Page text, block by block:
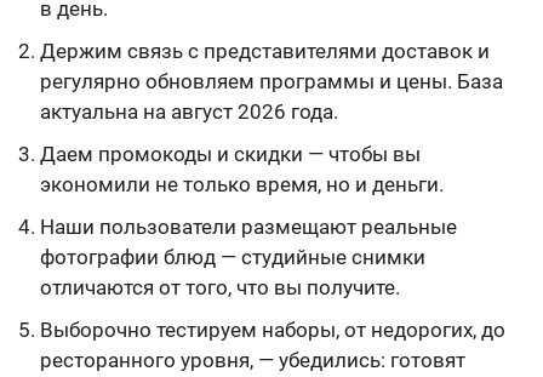
в день.
Держим связь с представителями доставок и
регулярно обновляем программы и цены. База
актуальна на август 2026 года.
Даем промокоды и скидки — чтобы вы
экономили не только время, но и деньги.
Наши пользователи размещают реальные
фотографии блюд — студийные снимки
отличаются от того, что вы получите.
Выборочно тестируем наборы, от недорогих, до
ресторанного уровня, — убедились: готовят